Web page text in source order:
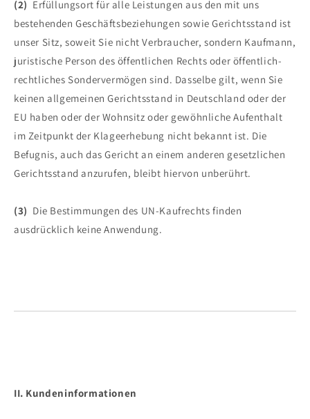
(2) Erfüllungsort für alle Leistungen aus den mit uns
bestehenden Geschäftsbeziehungen sowie Gerichtsstand ist
unser Sitz, soweit Sie nicht Verbraucher, sondern Kaufmann,
juristische Person des öffentlichen Rechts oder öffentlich-
rechtliches Sondervermögen sind. Dasselbe gilt, wenn Sie
keinen allgemeinen Gerichtsstand in Deutschland oder der
EU haben oder der Wohnsitz oder gewöhnliche Aufenthalt
im Zeitpunkt der Klageerhebung nicht bekannt ist. Die
Befugnis, auch das Gericht an einem anderen gesetzlichen
Gerichtsstand anzurufen, bleibt hiervon unberührt.
(3) Die Bestimmungen des UN-Kaufrechts finden
ausdrücklich keine Anwendung.
II. Kundeninformationen